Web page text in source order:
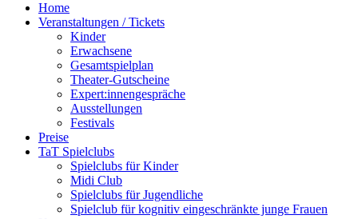
Home
Veranstaltungen / Tickets
Kinder
Erwachsene
Gesamtspielplan
Theater-Gutscheine
Expert:innengespräche
Ausstellungen
Festivals
Preise
TaT Spielclubs
Spielclubs für Kinder
Midi Club
Spielclubs für Jugendliche
Spielclub für kognitiv eingeschränkte junge Frauen